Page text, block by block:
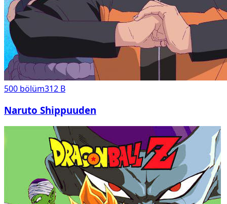
500 bölüm312 B
Naruto Shippuuden